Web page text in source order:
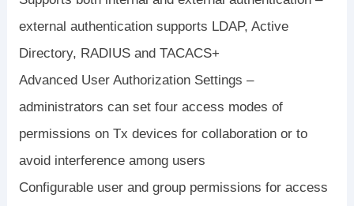
external authentication supports LDAP, Active
Directory, RADIUS and TACACS+
Advanced User Authorization Settings –
administrators can set four access modes of
permissions on Tx devices for collaboration or to
avoid interference among users
Configurable user and group permissions for access